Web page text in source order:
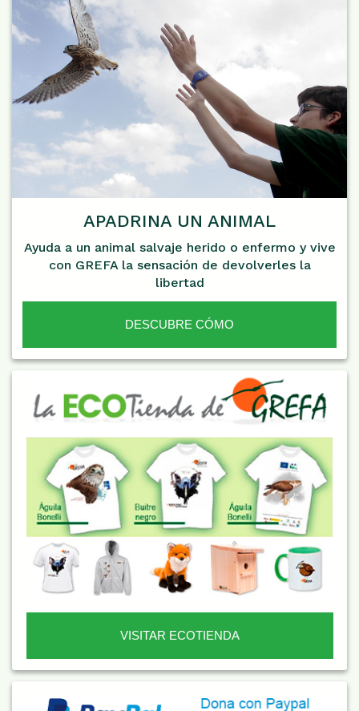
APADRINA UN ANIMAL
Ayuda a un animal salvaje herido o enfermo y vive
con GREFA la sensación de devolverles la
libertad
DESCUBRE CÓMO
VISITAR ECOTIENDA